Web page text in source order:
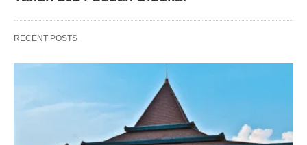
RECENT POSTS